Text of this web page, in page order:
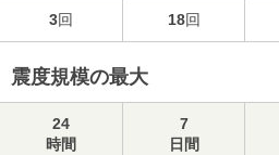
3回 18回
震度規模の最大
24
時間
7
日間